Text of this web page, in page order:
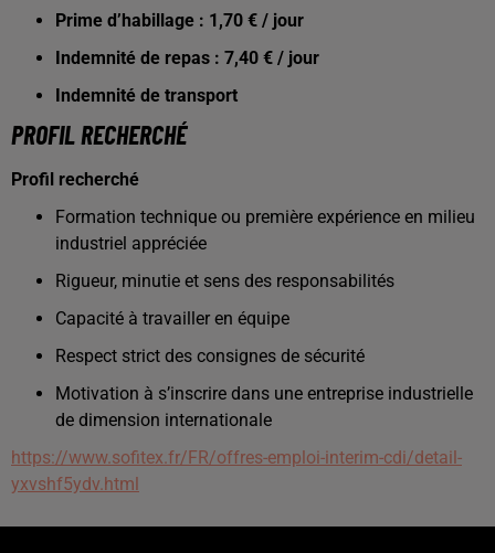
Prime d’habillage : 1,70 € / jour
Indemnité de repas : 7,40 € / jour
Indemnité de transport
PROFIL RECHERCHÉ
Profil recherché
Formation technique ou première expérience en milieu
industriel appréciée
Rigueur, minutie et sens des responsabilités
Capacité à travailler en équipe
Respect strict des consignes de sécurité
Motivation à s’inscrire dans une entreprise industrielle
de dimension internationale
https://www.sofitex.fr/FR/offres-emploi-interim-cdi/detail-
yxvshf5ydv.html